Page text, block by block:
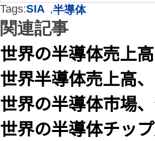
Tags:SIA ,半導体
関連記事
世界の半導体売上
世界半導体売上高
世界の半導体市場
世界の半導体チッ